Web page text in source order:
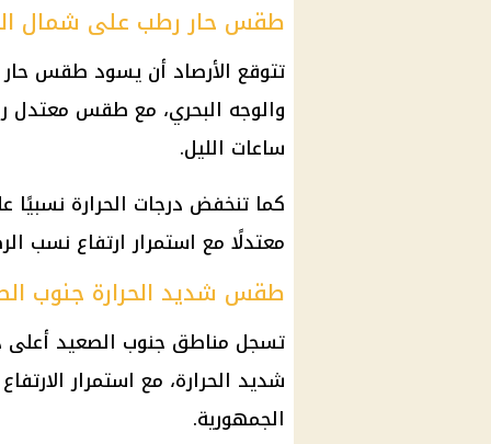
طقس حار رطب على شمال
تتوقع الأرصاد أن يسود طقس
والوجه البحري، مع طقس معتدل
ساعات الليل.
كما تنخفض درجات الحرارة نسبيًا
معتدلًا مع استمرار ارتفاع نسب
طقس شديد الحرارة جنوب
تسجل مناطق جنوب الصعيد أعلى
شديد الحرارة، مع استمرار
الجمهورية.